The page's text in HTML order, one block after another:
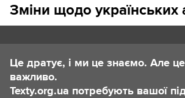
Зміни щодо українських
Це дратує, і ми це знаємо. Але
важливо.
Texty.org.ua потребують вашої